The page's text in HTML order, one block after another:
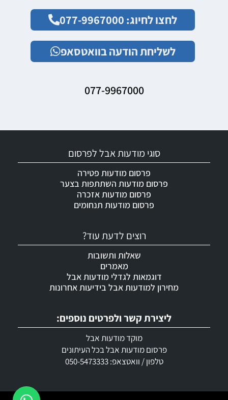
לחצו לחיוג: 077-9967000
לשליחת הודעה בוואטסאפ
077-9967000
ליצירת קשר ולפרטים נוספים:
מוקד מודעות אבל
פרסום מודעות אבל בכל העיתונים
טלפון / וואטצאפ: 050-5473333
רוצים לדעת עוד?
שאלות ותשובות
מאמרים
דוגמאות לגדלי מודעות אבל
מחירון למודעות אבל בידיעות אחרונות
סוגי מודעות אבל לפרסום
פרסום מודעות פטירה
פרסום מודעות השתתפות בצער
פרסום מודעות אזכרה
פרסום מודעות תנחומים